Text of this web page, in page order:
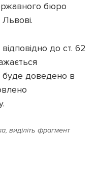
бюро
до ст. 62
буде доведено в
виділіть фрагмент